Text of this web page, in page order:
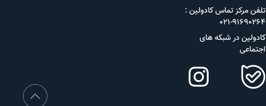
تلفن مرکز تماس کادولین :
91690264-021
کادولین در شبکه های
اجتماعی